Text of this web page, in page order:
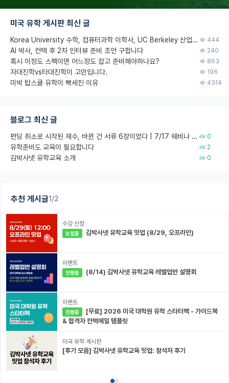
추천 게시글1/2
수강 신청
모집중 김박사넷 유학교육 밋업 (8/29, 오프라인)
이벤트
진행중 (8/14) 김박사넷 유학교육 레벨업반 설명회
이벤트
진행중
& 합격자 컨택메일 템플릿
미국 유학 게시판
[후기 모음] 김박사넷 유학교육 밋업: 참석자 후기
미국 유학 게시판 최신 글
Korea University 수학, 컴퓨터과학 이학사, UC Berkeley 산업공학 대학원 공학박사가 되는 것은 쉽지 않겠죠? 444
AI 박사, 컨택 후 2차 인터뷰 준비 조언 구합니다 240
혹시 이정도 스펙이면 어느정도 잡고 준비해야하나요? 863
자대진학vs타대진학이 고민입니다. 196
미박 탑스쿨 유학이 빡세진 이유 4314
블로그 최신 글
펀딩 취소로 시작된 재수, 바뀐 건 서류 6장이었다 | 7/17 웨비나 회고 0
유학준비도 교육이 필요합니다 2
김박사넷 유학교육 소개 0